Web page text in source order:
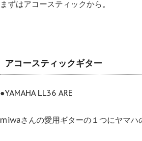
まずはアコースティックから。
アコースティックギター
●YAMAHA LL36 ARE
miwaさんの愛用ギターの１つにヤマハ